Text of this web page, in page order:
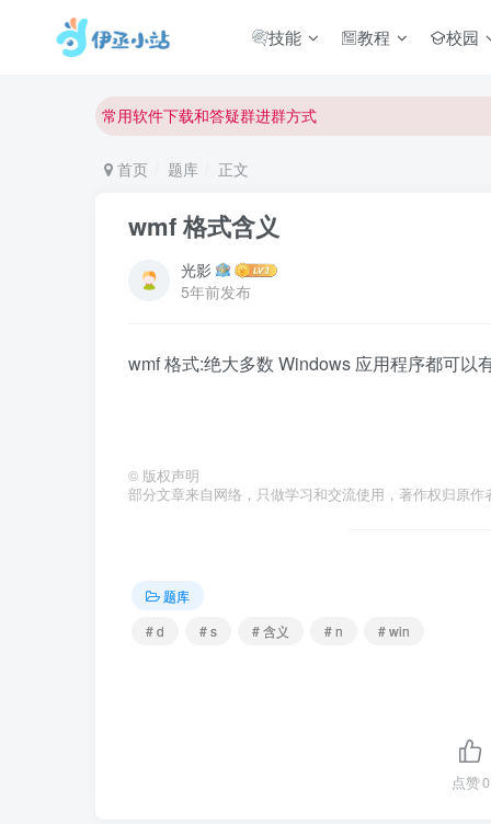
技能 教程 校园
欢迎反馈网站中存在的问题和建议！
常用软件下载和答疑群进群方式
欢迎访问伊丞小站！
首页 题库 正文
wmf 格式含义
光影
5年前发布
wmf 格式:绝大多数 Windows 应用程序都可以
© 版权声明
部分文章来自网络，只做学习和交流使用，著作权归原作
题库
# d
# s # 含义 # n # win
点赞0